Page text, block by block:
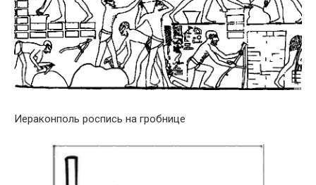
Иераконполь роспись на гробнице